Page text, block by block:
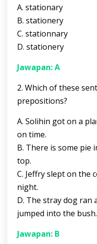
A. stationary
B. stationery
C. stationnary
D. stationery
Jawapan: A
2. Which of these
prepositions?
A. Solihin got on a
on time.
B. There is some pie
top.
C. Jeffry slept on the
night.
D. The stray dog ran
jumped into the bush.
Jawapan: B